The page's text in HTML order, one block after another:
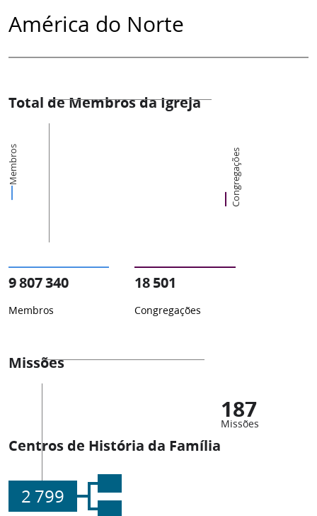
América do Norte
Total de Membros da Igreja
Membros Congregações
9 807 340
Membros
18 501
Congregações
Missões
187
Missões
Centros de História da Família
2 799